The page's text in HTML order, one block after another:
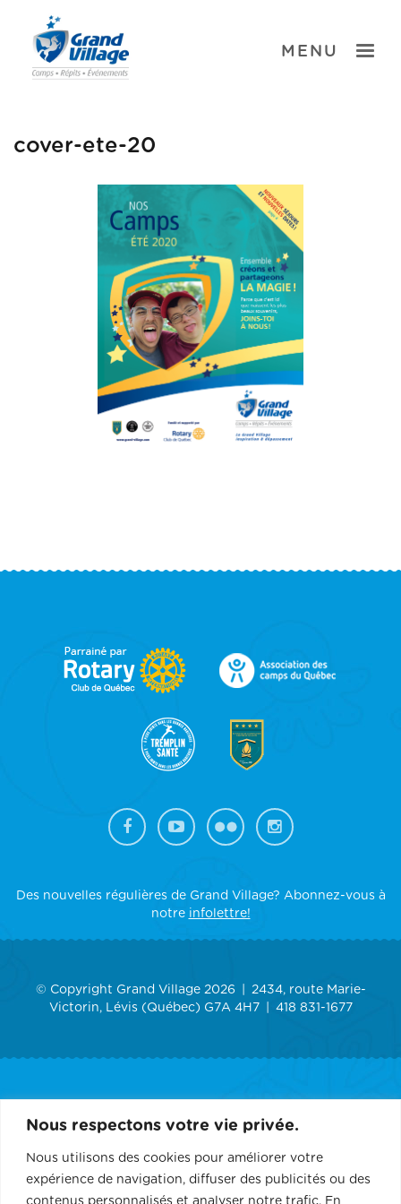
Nous respectons votre vie privée.
Nous utilisons des cookies pour améliorer votre
expérience de navigation, diffuser des publicités ou des
contenus personnalisés et analyser notre trafic. En
content
TOGGLE
MENU
cover-ete-20
FOOTER
SIDEBAR
Des nouvelles régulières de Grand Village? Abonnez-vous à
notre infolettre!
© Copyright Grand Village 2026
2434, route Marie-
Victorin, Lévis (Québec) G7A 4H7
418 831-1677
GRAND VILLAGE
SERVICES